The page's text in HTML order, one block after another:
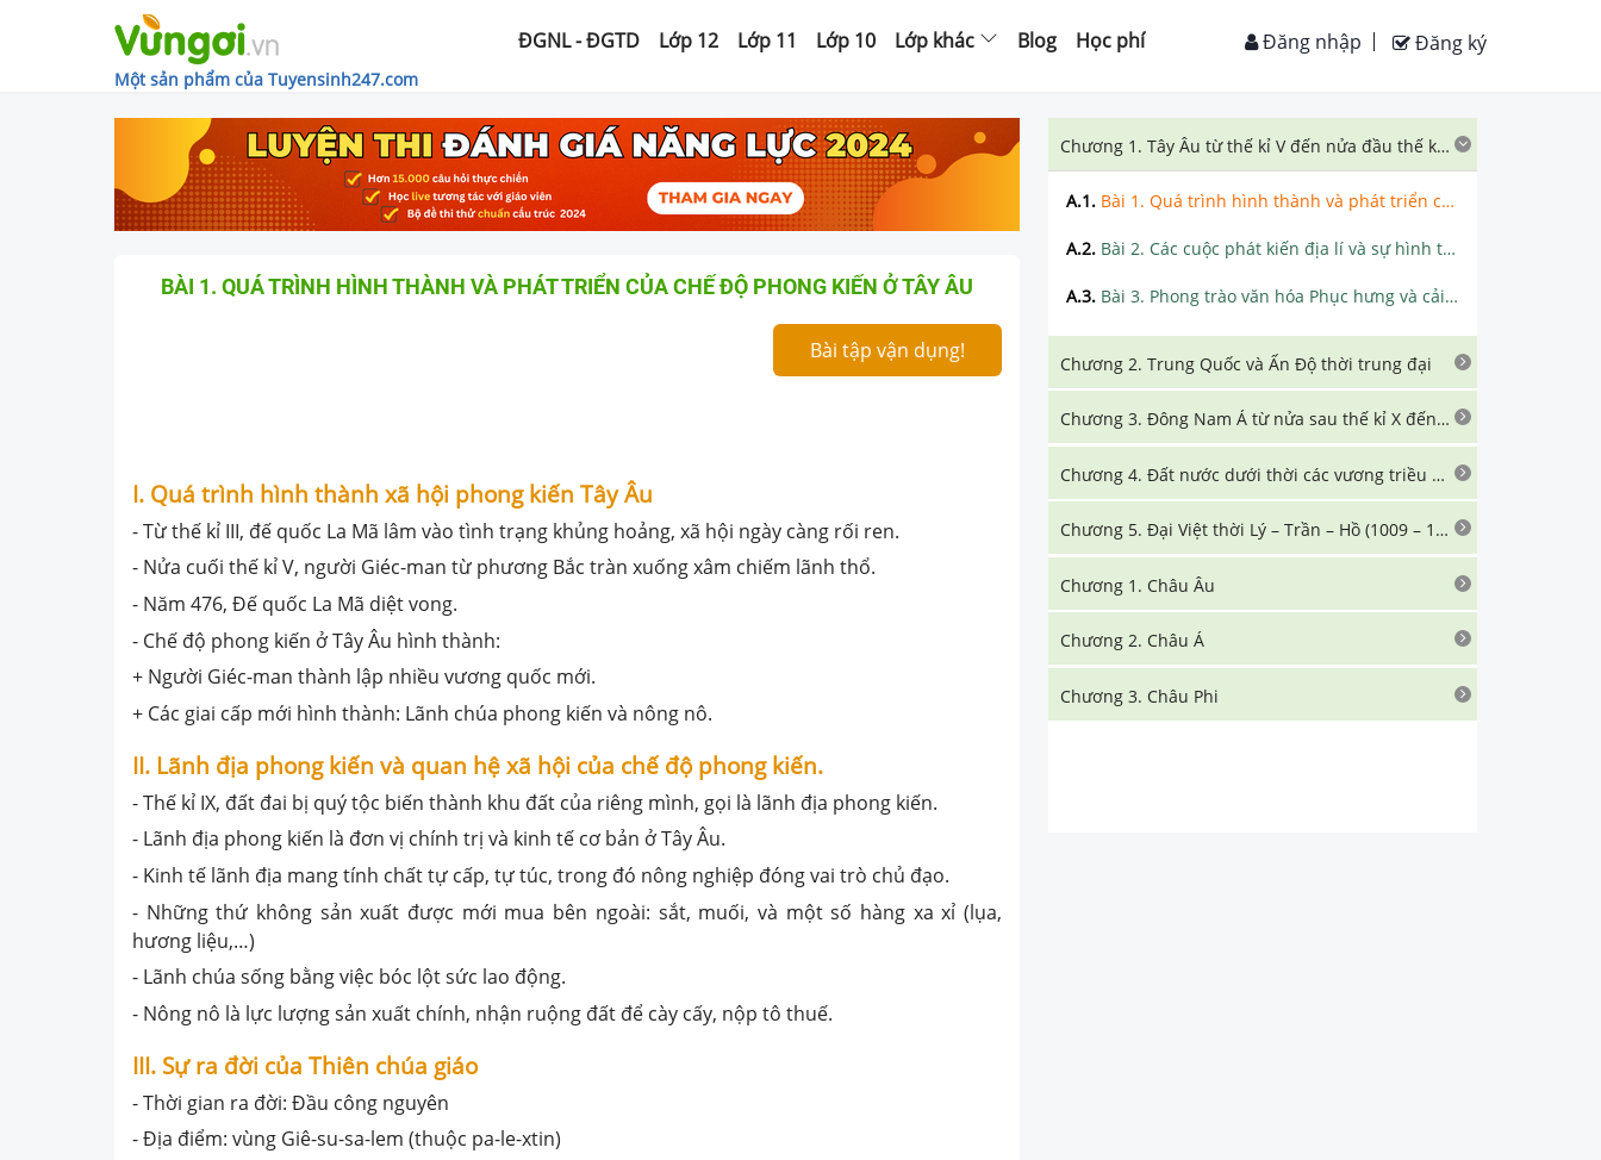
Một sản phẩm của Tuyensinh247.com
ĐGNL - ĐGTD Lớp 12 Lớp 11 Lớp 10 Lớp khác Blog Học phí Đăng ký
Đăng nhập
BÀI 1. QUÁ TRÌNH HÌNH THÀNH VÀ PHÁT TRIỂN CỦA CHẾ ĐỘ PHONG KIẾN Ở TÂY ÂU
Bài tập vận dụng!
I. Quá trình hình thành xã hội phong kiến Tây Âu
- Từ thế kỉ III, đế quốc La Mã lâm vào tình trạng khủng hoảng, xã hội ngày càng rối ren.
- Nửa cuối thế kỉ V, người Giéc-man từ phương Bắc tràn xuống xâm chiếm lãnh thổ.
- Năm 476, Đế quốc La Mã diệt vong.
- Chế độ phong kiến ở Tây Âu hình thành:
+ Người Giéc-man thành lập nhiều vương quốc mới.
+ Các giai cấp mới hình thành: Lãnh chúa phong kiến và nông nô.
II. Lãnh địa phong kiến và quan hệ xã hội của chế độ phong kiến.
- Thế kỉ IX, đất đai bị quý tộc biến thành khu đất của riêng mình, gọi là lãnh địa phong kiến.
- Lãnh địa phong kiến là đơn vị chính trị và kinh tế cơ bản ở Tây Âu.
- Kinh tế lãnh địa mang tính chất tự cấp, tự túc, trong đó nông nghiệp đóng vai trò chủ đạo.
- Những thứ không sản xuất được mới mua bên ngoài: sắt, muối, và một số hàng xa xỉ (lụa,
hương liệu,…)
- Lãnh chúa sống bằng việc bóc lột sức lao động.
- Nông nô là lực lượng sản xuất chính, nhận ruộng đất để cày cấy, nộp tô thuế.
III. Sự ra đời của Thiên chúa giáo
- Thời gian ra đời: Đầu công nguyên
- Địa điểm: vùng Giê-su-sa-lem (thuộc pa-le-xtin)
Chương 1. Tây Âu từ thế kỉ V đến nửa đầu thế kỉ XVI
A.1. Bài 1. Quá trình hình thành và phát triển của chế độ phong kiến ở Tây Âu
A.2. Bài 2. Các cuộc phát kiến địa lí và sự hình thành quan hệ sản xuất tư bản chủ nghĩa ở Tây Âu
A.3. Bài 3. Phong trào văn hóa Phục hưng và cải cách tôn giáo
Chương 2. Trung Quốc và Ấn Độ thời trung đại
Chương 3. Đông Nam Á từ nửa sau thế kỉ X đến nửa đầu thế kỉ XVI
Chương 4. Đất nước dưới thời các vương triều Ngô – Đinh – Tiền Lê (939 – 1009)
Chương 5. Đại Việt thời Lý – Trần – Hồ (1009 – 1407)
Chương 1. Châu Âu
Chương 2. Châu Á
Chương 3. Châu Phi